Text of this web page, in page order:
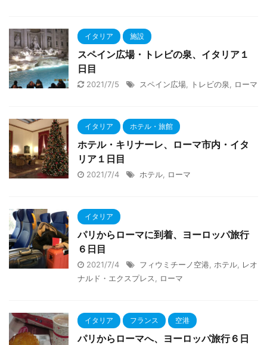
イタリア 施設
スペイン広場・トレビの泉、イタリア１
日目
2021/7/5 スペイン広場 トレビの泉 ローマ
イタリア ホテル・旅館
ホテル・キリナーレ、ローマ市内・イタ
リア１日目
2021/7/4 ホテル ローマ
イタリア
パリからローマに到着、ヨーロッパ旅行
６日目
2021/7/4 フィウミチーノ空港 ホテル
レオ
ナルド・エクスプレス
ローマ
イタリア フランス 空港
パリからローマへ、ヨーロッパ旅行６日